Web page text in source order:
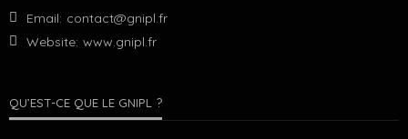
Email: contact@gnipl.fr
Website: www.gnipl.fr
QU’EST-CE QUE LE GNIPL ?